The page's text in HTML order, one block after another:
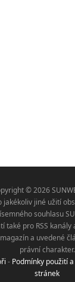
© 2026
jakékoliv jiné užití
souhlasu
také pro RSS kanály
a uvedené
právní charakter.
- Podmínky použití a
stránek